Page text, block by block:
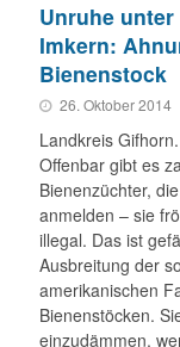
Unruhe
Imkern:
Bienenstock
26. Oktober 2014
Landkreis
Offenbar gibt es
Bienenzüchter,
anmelden – sie
illegal. Das ist
Ausbreitung der
amerikanischen
Bienenstöcken.
einzudämmen,